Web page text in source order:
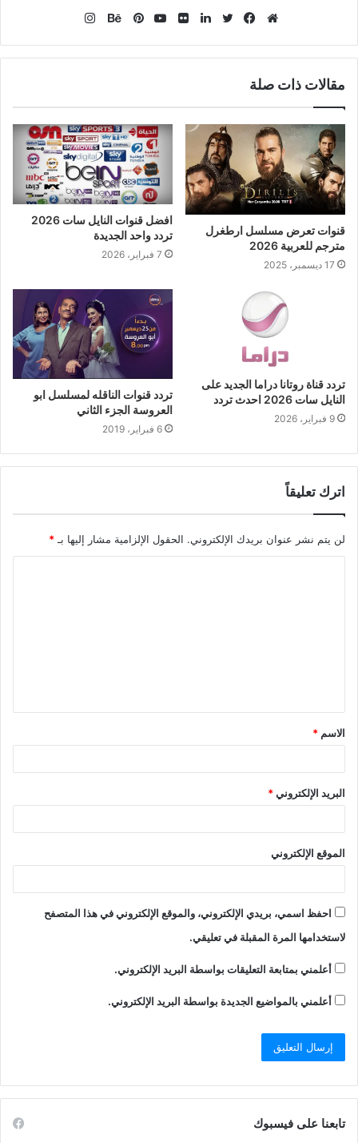
الويب
من
مقالات ذات صلة
قنوات تعرض مسلسل ارطغرل
مترجم للعربية 2026
17 ديسمبر، 2025
افضل قنوات النايل سات 2026
تردد واحد الجديدة
7 فبراير، 2026
تردد قناة روتانا دراما الجديد على
النايل سات 2026 احدث تردد
9 فبراير، 2026
تردد قنوات الناقله لمسلسل ابو
العروسة الجزء الثاني
6 فبراير، 2019
اترك تعليقاً
لن يتم نشر عنوان بريدك الإلكتروني. الحقول الإلزامية مشار إليها بـ *
الاسم *
البريد الإلكتروني*
الموقع الإلكتروني
احفظ اسمي، بريدي الإلكتروني، والموقع الإلكتروني في هذا المتصفح
لاستخدامها المرة المقبلة في تعليقي.
أعلمني بمتابعة التعليقات بواسطة البريد الإلكتروني.
أعلمني بالمواضيع الجديدة بواسطة البريد الإلكتروني.
تابعنا على فيسبوك